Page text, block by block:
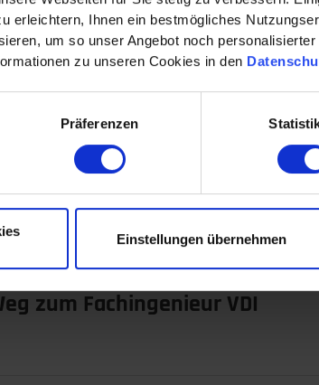
erleichtern, Ihnen ein bestmögliches
um so unser Angebot noch
zu unseren Cookies in den
Präferenzen
Einstellungen übernehmen
der Betriebsingenieure
zum Fachingenieur VDI